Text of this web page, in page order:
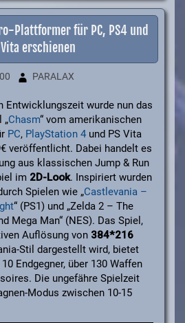
Plattformer für PC, PS4 und
Vita erschienen
PARALAX
Entwicklungszeit wurde nun das
„Chasm“ vom amerikanischen
PC, PlayStation 4und PS Vita
veröffentlicht. Dabei handelt es
aus klassischen Jump & Run
im 2D-Look. Inspiriert wurden
Spielen wie „Castlevania –
“ (PS1) und „Zelda 2 – The
Mega Man“ (NES). Das Spiel,
Auflösung von 384*216
Stil dargestellt wird, bietet
Endgegner, über 130 Waffen
Die ungefähre Spielzeit
Modus zwischen 10-15